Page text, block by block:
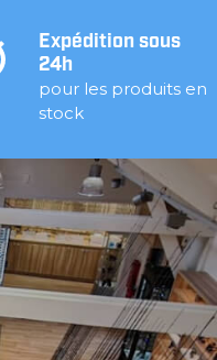
Expédition sous
24h
pour les produits en
stock